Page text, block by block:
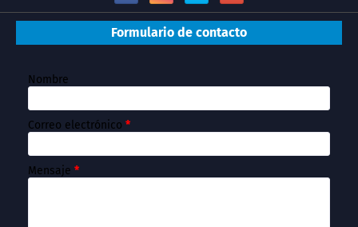
Formulario de contacto
Nombre
Correo electrónico *
Mensaje *